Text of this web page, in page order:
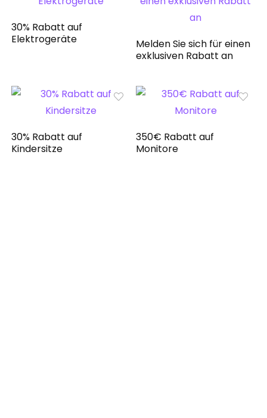
30% Rabatt auf
Elektrogeräte
Melden Sie sich für einen
exklusiven Rabatt an
30% Rabatt auf
Kindersitze
350€ Rabatt auf
Monitore